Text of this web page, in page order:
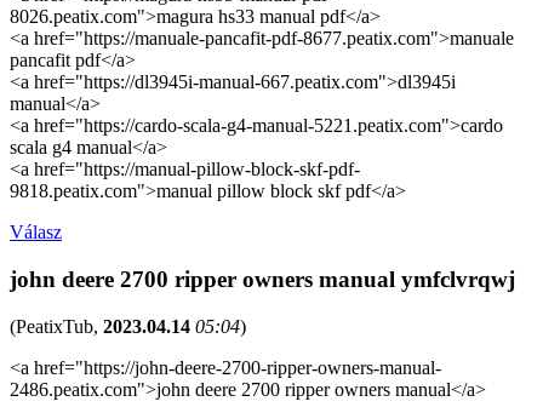
8026.peatix.com">magura hs33 manual pdf</a>
<a href="https://manuale-pancafit-pdf-8677.peatix.com">manuale
pancafit pdf</a>
<a href="https://dl3945i-manual-667.peatix.com">dl3945i
manual</a>
<a href="https://cardo-scala-g4-manual-5221.peatix.com">cardo
scala g4 manual</a>
<a href="https://manual-pillow-block-skf-pdf-
9818.peatix.com">manual pillow block skf pdf</a>
Válasz
john deere 2700 ripper owners manual ymfclvrqwj
(PeatixTub, 2023.04.14 05:04)
<a href="https://john-deere-2700-ripper-owners-manual-
2486.peatix.com">john deere 2700 ripper owners manual</a>